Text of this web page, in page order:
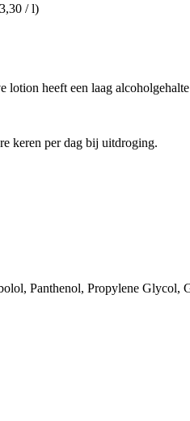
/ l)
heeft een laag
keren per dag bij uitdroging.
Panthenol, Propylene